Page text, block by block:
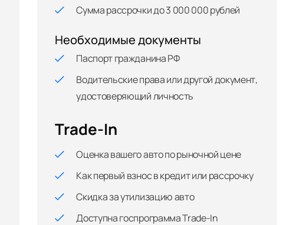
Сумма рассрочки до 3 000 000 рублей
Необходимые документы
Паспорт гражданина РФ
Водительские права или другой документ,
удостоверяющий личность
Trade-In
Оценка вашего авто по рыночной цене
Как первый взнос в кредит или рассрочку
Скидка за утилизацию авто
Доступна госпрограмма Trade-In